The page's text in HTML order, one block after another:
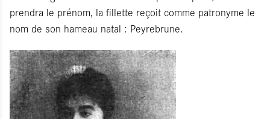
prendra le prénom, la fillette reçoit comme patronyme le
nom de son hameau natal : Peyrebrune.